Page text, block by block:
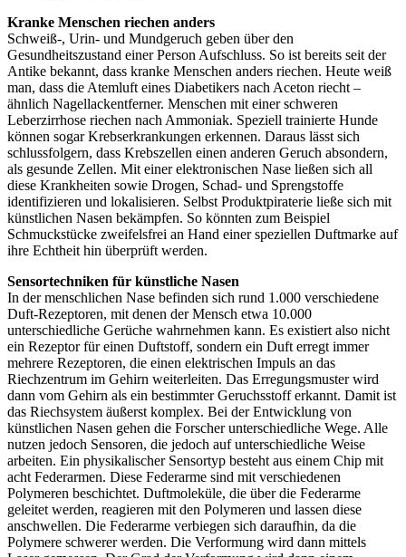
Kranke Menschen riechen anders
Schweiß-, Urin- und Mundgeruch geben über den
Gesundheitszustand einer Person Aufschluss. So ist bereits seit der
Antike bekannt, dass kranke Menschen anders riechen. Heute weiß
man, dass die Atemluft eines Diabetikers nach Aceton riecht –
ähnlich Nagellackentferner. Menschen mit einer schweren
Leberzirrhose riechen nach Ammoniak. Speziell trainierte Hunde
können sogar Krebserkrankungen erkennen. Daraus lässt sich
schlussfolgern, dass Krebszellen einen anderen Geruch absondern,
als gesunde Zellen. Mit einer elektronischen Nase ließen sich all
diese Krankheiten sowie Drogen, Schad- und Sprengstoffe
identifizieren und lokalisieren. Selbst Produktpiraterie ließe sich mit
künstlichen Nasen bekämpfen. So könnten zum Beispiel
Schmuckstücke zweifelsfrei an Hand einer speziellen Duftmarke auf
ihre Echtheit hin überprüft werden.
Sensortechniken für künstliche Nasen
In der menschlichen Nase befinden sich rund 1.000 verschiedene
Duft-Rezeptoren, mit denen der Mensch etwa 10.000
unterschiedliche Gerüche wahrnehmen kann. Es existiert also nicht
ein Rezeptor für einen Duftstoff, sondern ein Duft erregt immer
mehrere Rezeptoren, die einen elektrischen Impuls an das
Riechzentrum im Gehirn weiterleiten. Das Erregungsmuster wird
dann vom Gehirn als ein bestimmter Geruchsstoff erkannt. Damit ist
das Riechsystem äußerst komplex. Bei der Entwicklung von
künstlichen Nasen gehen die Forscher unterschiedliche Wege. Alle
nutzen jedoch Sensoren, die jedoch auf unterschiedliche Weise
arbeiten. Ein physikalischer Sensortyp besteht aus einem Chip mit
acht Federarmen. Diese Federarme sind mit verschiedenen
Polymeren beschichtet. Duftmoleküle, die über die Federarme
geleitet werden, reagieren mit den Polymeren und lassen diese
anschwellen. Die Federarme verbiegen sich daraufhin, da die
Polymere schwerer werden. Die Verformung wird dann mittels